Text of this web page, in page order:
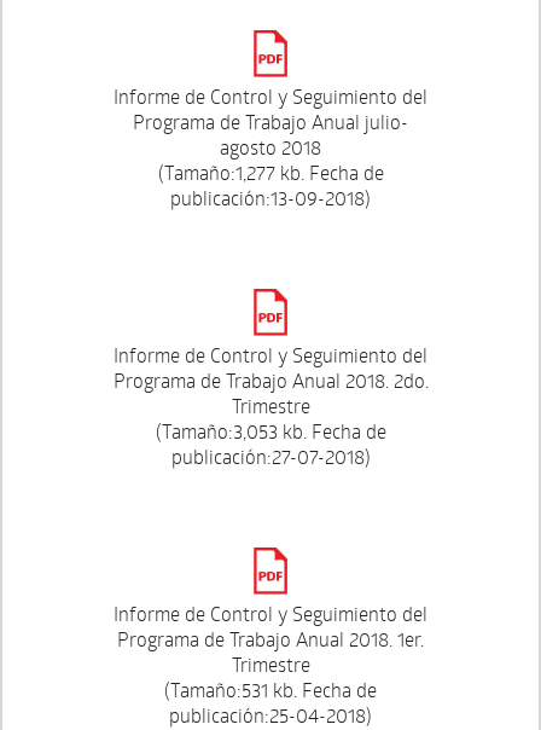
Informe de Control y Seguimiento del
Programa de Trabajo Anual julio-
agosto 2018
(Tamaño:1,277 kb. Fecha de
publicación:13-09-2018)
Informe de Control y Seguimiento del
Programa de Trabajo Anual 2018. 2do.
Trimestre
(Tamaño:3,053 kb. Fecha de
publicación:27-07-2018)
Informe de Control y Seguimiento del
Programa de Trabajo Anual 2018. 1er.
Trimestre
(Tamaño:531 kb. Fecha de
publicación:25-04-2018)